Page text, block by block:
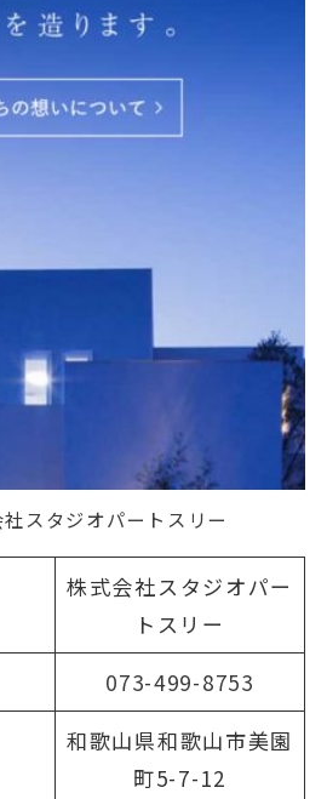
スタジオパートスリー
株式会社スタジオパー
トスリー
073-499-8753
和歌山県和歌山市美園
町5-7-12